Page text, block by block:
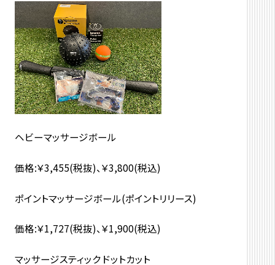
ヘビーマッサージボール
価格:￥3,455(税抜)、￥3,800(税込)
ポイントマッサージボール(ポイントリリース)
価格:￥1,727(税抜)、￥1,900(税込)
マッサージスティック ドットカット